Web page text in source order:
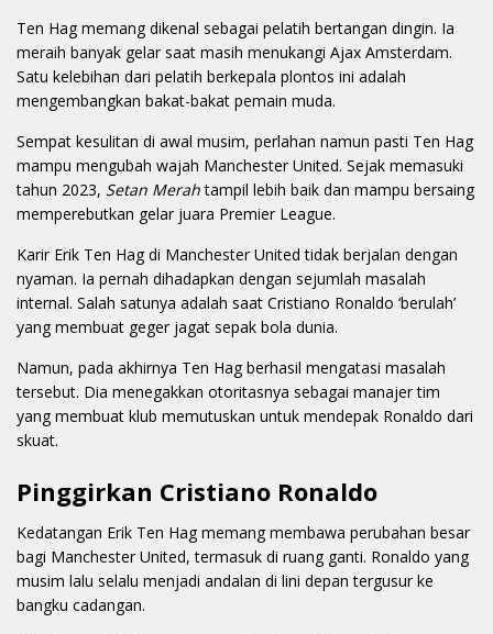
Ten Hag memang dikenal sebagai pelatih bertangan dingin. Ia
meraih banyak gelar saat masih menukangi Ajax Amsterdam.
Satu kelebihan dari pelatih berkepala plontos ini adalah
mengembangkan bakat-bakat pemain muda.
Sempat kesulitan di awal musim, perlahan namun pasti Ten Hag
mampu mengubah wajah Manchester United. Sejak memasuki
tahun 2023, Setan Merahtampil lebih baik dan mampu bersaing
memperebutkan gelar juara Premier League.
Karir Erik Ten Hag di Manchester United tidak berjalan dengan
nyaman. Ia pernah dihadapkan dengan sejumlah masalah
internal. Salah satunya adalah saat Cristiano Ronaldo ‘berulah’
yang membuat geger jagat sepak bola dunia.
Namun, pada akhirnya Ten Hag berhasil mengatasi masalah
tersebut. Dia menegakkan otoritasnya sebagai manajer tim
yang membuat klub memutuskan untuk mendepak Ronaldo dari
skuat.
Pinggirkan Cristiano Ronaldo
Kedatangan Erik Ten Hag memang membawa perubahan besar
bagi Manchester United, termasuk di ruang ganti. Ronaldo yang
musim lalu selalu menjadi andalan di lini depan tergusur ke
bangku cadangan.